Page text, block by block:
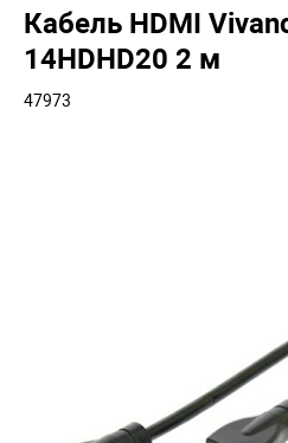
Кабель HDMI
14HDHD20 2 м
47973